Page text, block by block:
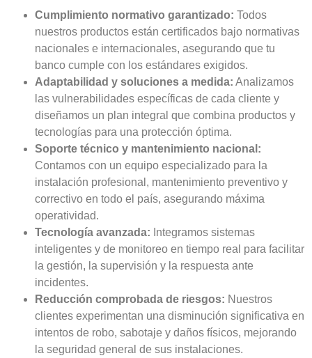
Cumplimiento normativo garantizado: Todos
nuestros productos están certificados bajo normativas
nacionales e internacionales, asegurando que tu
banco cumple con los estándares exigidos.
Adaptabilidad y soluciones a medida: Analizamos
las vulnerabilidades específicas de cada cliente y
diseñamos un plan integral que combina productos y
tecnologías para una protección óptima.
Soporte técnico y mantenimiento nacional:
Contamos con un equipo especializado para la
instalación profesional, mantenimiento preventivo y
correctivo en todo el país, asegurando máxima
operatividad.
Tecnología avanzada: Integramos sistemas
inteligentes y de monitoreo en tiempo real para facilitar
la gestión, la supervisión y la respuesta ante
incidentes.
Reducción comprobada de riesgos: Nuestros
clientes experimentan una disminución significativa en
intentos de robo, sabotaje y daños físicos, mejorando
la seguridad general de sus instalaciones.